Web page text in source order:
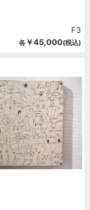
F3
各￥45,000(税込)